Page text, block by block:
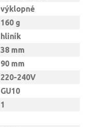
výklopné
160 g
hliník
38 mm
90 mm
220-240V
GU10
1